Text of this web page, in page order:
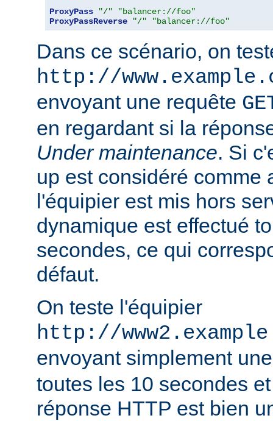
ProxyPass
"/"
"balancer://foo"
ProxyPassReverse
"/" "balancer://foo"
Dans ce scénario, on
http://
envoyant une requête
en regardant si la
Under maintenance. Si
up est considéré comme
l'équipier est mis hors
dynamique est effectué
secondes, ce qui
défaut.
On teste l'équipier
http://
envoyant simplement
toutes les 10 secondes
réponse HTTP est bien